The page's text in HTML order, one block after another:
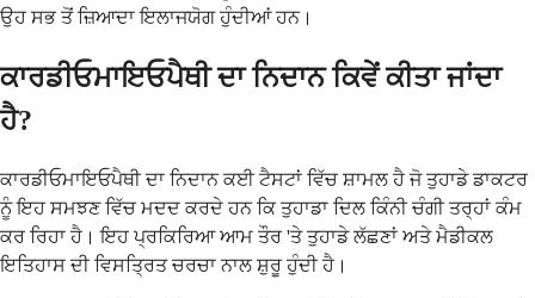
ਉਹ ਸਭ ਤੋਂ ਜ਼ਿਆਦਾ ਇਲਾਜਯੋਗ ਹੁੰਦੀਆਂ ਹਨ।
ਕਾਰਡੀਓਮਾਇਓਪੈਥੀ ਦਾ ਨਿਦਾਨ ਕਿਵੇਂ ਕੀਤਾ ਜਾਂਦਾ
ਹੈ?
ਕਾਰਡੀਓਮਾਇਓਪੈਥੀ ਦਾ ਨਿਦਾਨ ਕਈ ਟੈਸਟਾਂ ਵਿੱਚ ਸ਼ਾਮਲ ਹੈ ਜੋ ਤੁਹਾਡੇ ਡਾਕਟਰ
ਨੂੰ ਇਹ ਸਮਝਣ ਵਿੱਚ ਮਦਦ ਕਰਦੇ ਹਨ ਕਿ ਤੁਹਾਡਾ ਦਿਲ ਕਿੰਨੀ ਚੰਗੀ ਤਰ੍ਹਾਂ ਕੰਮ
ਕਰ ਰਿਹਾ ਹੈ। ਇਹ ਪ੍ਰਕਿਰਿਆ ਆਮ ਤੌਰ 'ਤੇ ਤੁਹਾਡੇ ਲੱਛਣਾਂ ਅਤੇ ਮੈਡੀਕਲ
ਇਤਿਹਾਸ ਦੀ ਵਿਸਤ੍ਰਿਤ ਚਰਚਾ ਨਾਲ ਸ਼ੁਰੂ ਹੁੰਦੀ ਹੈ।